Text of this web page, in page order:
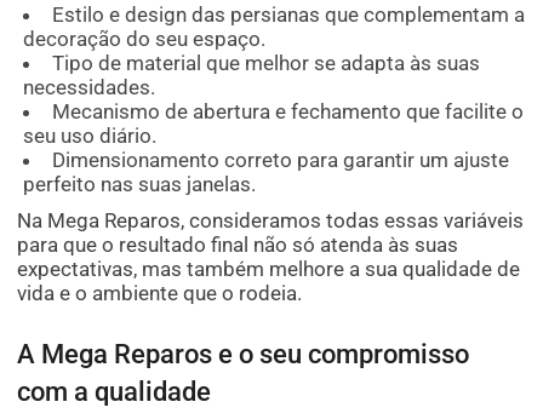
Estilo e design das persianas que complementam a
decoração do seu espaço.
Tipo de material que melhor se adapta às suas
necessidades.
Mecanismo de abertura e fechamento que facilite o
seu uso diário.
Dimensionamento correto para garantir um ajuste
perfeito nas suas janelas.
Na Mega Reparos, consideramos todas essas variáveis
para que o resultado final não só atenda às suas
expectativas, mas também melhore a sua qualidade de
vida e o ambiente que o rodeia.
A Mega Reparos e o seu compromisso
com a qualidade